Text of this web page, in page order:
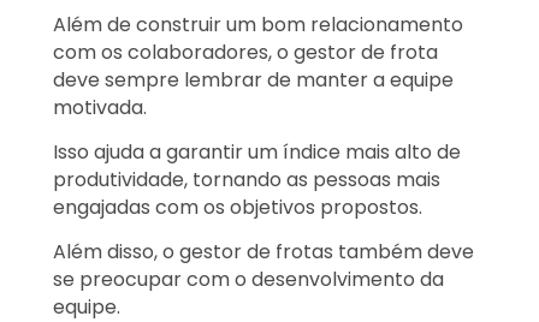
Além de construir um bom relacionamento
com os colaboradores, o gestor de frota
deve sempre lembrar de manter a equipe
motivada.
Isso ajuda a garantir um índice mais alto de
produtividade, tornando as pessoas mais
engajadas com os objetivos propostos.
Além disso, o gestor de frotas também deve
se preocupar com o desenvolvimento da
equipe.